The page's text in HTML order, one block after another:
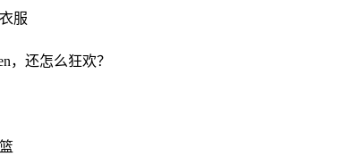
服
，还怎么狂欢？